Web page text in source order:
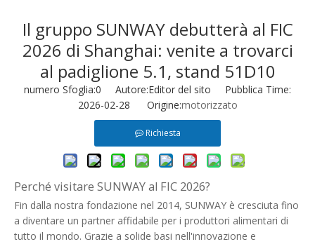
Il gruppo SUNWAY debutterà al FIC
2026 di Shanghai: venite a trovarci
al padiglione 5.1, stand 51D10
numero Sfoglia:0 Autore:Editor del sito Pubblica Time:
2026-02-28 Origine:motorizzato
Richiesta
Perché visitare SUNWAY al FIC 2026?
Fin dalla nostra fondazione nel 2014, SUNWAY è cresciuta fino
a diventare un partner affidabile per i produttori alimentari di
tutto il mondo. Grazie a solide basi nell'innovazione e